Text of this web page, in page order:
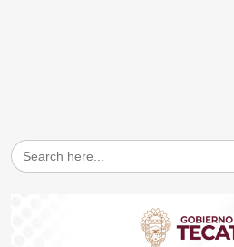
Search
for: